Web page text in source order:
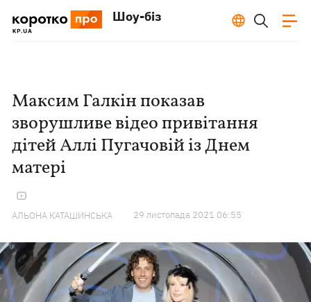
Шоу-біз
Максим Галкін показав
зворушливе відео привітання
дітей Аллі Пугачовій із Днем
матері
АЛЬОНА КАТАШИНСЬКА 29 листопада 2021 06:55